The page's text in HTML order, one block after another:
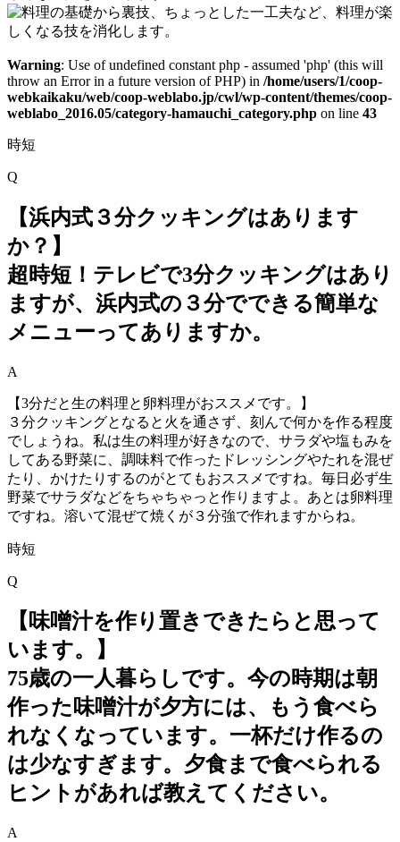
Warning: Use of undefined constant php - assumed 'php' (this will
throw an Error in a future version of PHP) in /home/users/1/coop-
webkaikaku/web/coop-weblabo.jp/cwl/wp-content/themes/coop-
weblabo_2016.05/category-hamauchi_category.php on line 43
時短
Q
【浜内式３分クッキングはあります
か？】
超時短！テレビで3分クッキングはあり
ますが、浜内式の３分でできる簡単な
メニューってありますか。
A
【3分だと生の料理と卵料理がおススメです。】
３分クッキングとなると火を通さず、刻んで何かを作る程度
でしょうね。私は生の料理が好きなので、サラダや塩もみを
してある野菜に、調味料で作ったドレッシングやたれを混ぜ
たり、かけたりするのがとてもおススメですね。毎日必ず生
野菜でサラダなどをちゃちゃっと作りますよ。あとは卵料理
ですね。溶いて混ぜて焼くが３分強で作れますからね。
時短
Q
【味噌汁を作り置きできたらと思って
います。】
75歳の一人暮らしです。今の時期は朝
作った味噌汁が夕方には、もう食べら
れなくなっています。一杯だけ作るの
は少なすぎます。夕食まで食べられる
ヒントがあれば教えてください。
A